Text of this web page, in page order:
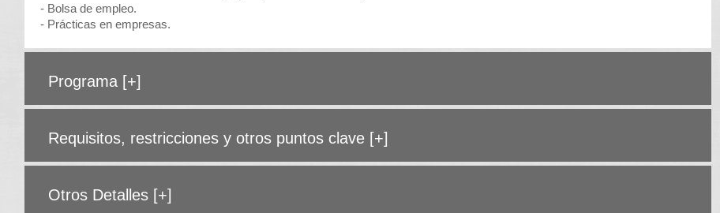
- Bolsa de empleo.
- Prácticas en empresas.
Programa [+]
Requisitos, restricciones y otros puntos clave [+]
Otros Detalles [+]